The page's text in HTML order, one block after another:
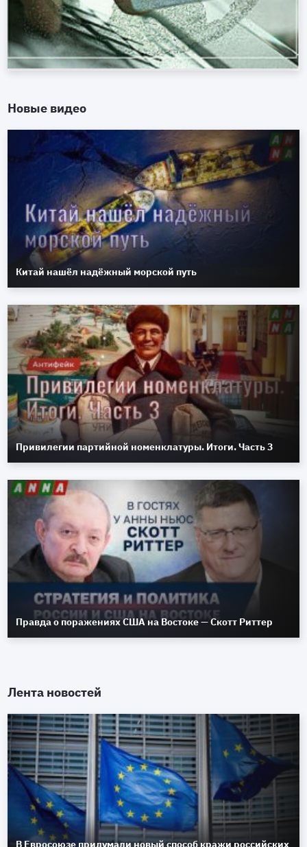
Новые видео
Китай нашёл надёжный морской путь
Привилегии партийной номенклатуры. Итоги. Часть 3
Правда о поражениях США на Востоке — Скотт Риттер
Лента новостей
В Евросоюзе придумали новый способ кражи российских